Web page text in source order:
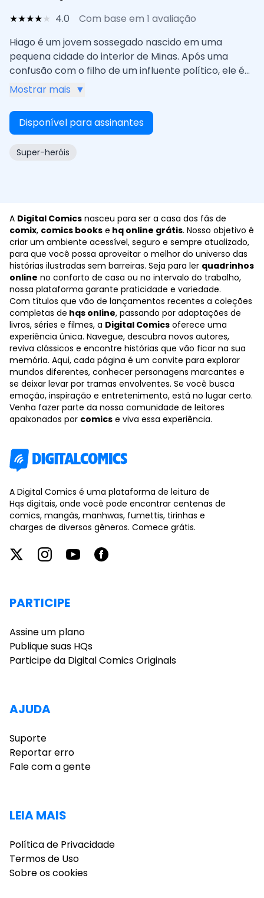
★★★★★ 4.0
Com base em 1 avaliação
Hiago é um jovem sossegado nascido em uma
pequena cidade do interior de Minas. Após uma
confusão com o filho de um influente político, ele é
obrigado a fugir sob ameaças de morte. Um dia ele
Verona, mas nem a cidade, nem as pessoas eram as
mesmas. Conforme os dias se passam, ele começa a
não se calará como fez no passado e agora ele
sem se tornar exatamente como aqueles que ele
jurou enfrentar?
Mostrar mais ▼
Disponível para assinantes
Super-heróis
A Digital Comics nasceu para ser a casa dos fãs de
comix, comics books e hq online grátis. Nosso objetivo é
criar um ambiente acessível, seguro e sempre atualizado,
para que você possa aproveitar o melhor do universo das
histórias ilustradas sem barreiras. Seja para ler quadrinhos
online no conforto de casa ou no intervalo do trabalho,
nossa plataforma garante praticidade e variedade.
Com títulos que vão de lançamentos recentes a coleções
completas de hqs online, passando por adaptações de
livros, séries e filmes, a Digital Comics oferece uma
experiência única. Navegue, descubra novos autores,
reviva clássicos e encontre histórias que vão ficar na sua
memória. Aqui, cada página é um convite para explorar
mundos diferentes, conhecer personagens marcantes e
se deixar levar por tramas envolventes. Se você busca
emoção, inspiração e entretenimento, está no lugar certo.
Venha fazer parte da nossa comunidade de leitores
apaixonados por comics e viva essa experiência.
A Digital Comics é uma plataforma de leitura de
Hqs digitais, onde você pode encontrar centenas de
comics, mangás, manhwas, fumettis, tirinhas e
charges de diversos gêneros. Comece grátis.
PARTICIPE
Assine um plano
Publique suas HQs
Participe da Digital Comics Originals
AJUDA
Suporte
Reportar erro
Fale com a gente
LEIA MAIS
Política de Privacidade
Termos de Uso
Sobre os cookies